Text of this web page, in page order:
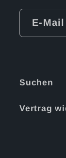
E-Mail
Suchen
Vertrag